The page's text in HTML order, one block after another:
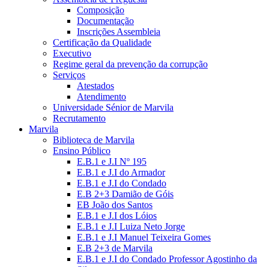
Composição
Documentação
Inscrições Assembleia
Certificação da Qualidade
Executivo
Regime geral da prevenção da corrupção
Serviços
Atestados
Atendimento
Universidade Sénior de Marvila
Recrutamento
Marvila
Biblioteca de Marvila
Ensino Público
E.B.1 e J.I Nº 195
E.B.1 e J.I do Armador
E.B.1 e J.I do Condado
E.B 2+3 Damião de Góis
EB João dos Santos
E.B.1 e J.I dos Lóios
E.B.1 e J.I Luiza Neto Jorge
E.B.1 e J.I Manuel Teixeira Gomes
E.B 2+3 de Marvila
E.B.1 e J.I do Condado Professor Agostinho da